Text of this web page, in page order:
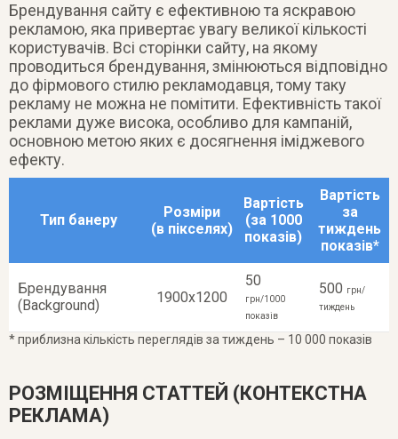
Брендування сайту є ефективною та яскравою
рекламою, яка привертає увагу великої кількості
користувачів. Всі сторінки сайту, на якому
проводиться брендування, змінюються відповідно
до фірмового стилю рекламодавця, тому таку
рекламу не можна не помітити. Ефективність такої
реклами дуже висока, особливо для кампаній,
основною метою яких є досягнення іміджевого
ефекту.
Тип банеру
Розміри
(в пікселях)
Вартість
(за 1000
показів)
Вартість
за
тиждень
показів*
Брендування
(Background)
1900х1200
50
грн/1000
показів
500 грн/
тиждень
* приблизна кількість переглядів за тиждень – 10 000 показів
РОЗМІЩЕННЯ СТАТТЕЙ (КОНТЕКСТНА
РЕКЛАМА)